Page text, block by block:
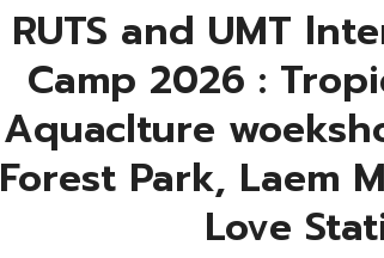
RUTS and UMT
Camp 2026 :
Aquaclture
Forest Park, Laem
Love